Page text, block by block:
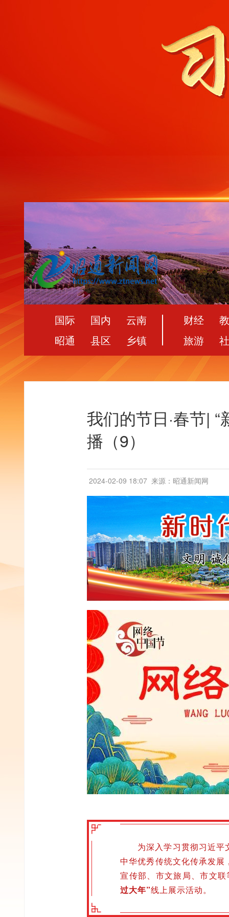
国际 国内
云南
昭通
县区 乡镇
财经
旅游
我们的节日·春节| “
播（9）
2024-02-09 18:07 来源：昭通新闻网
为深入学习贯彻习近
中华优秀传统文化传承发
宣传部、市文旅局、市文
过大年”线上展示活动。